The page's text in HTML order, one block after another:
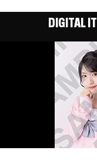
DIGITAL